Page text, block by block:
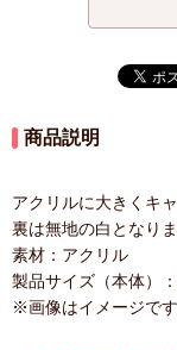
商品説明
アクリルに大きくキ
裏は無地の白となりま
素材：アクリル
製品サイズ（本体）
※画像はイメージで